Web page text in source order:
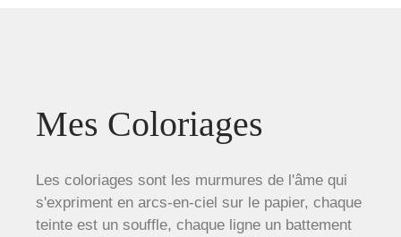
Mes Coloriages
Les coloriages sont les murmures de l'âme qui
s'expriment en arcs-en-ciel sur le papier, chaque
teinte est un souffle, chaque ligne un battement